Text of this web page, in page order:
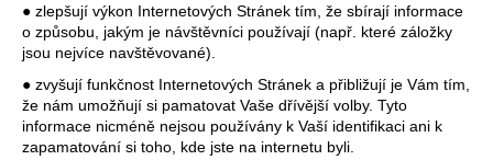
● zlepšují výkon Internetových Stránek tím, že sbírají informace
o způsobu, jakým je návštěvníci používají (např. které záložky
jsou nejvíce navštěvované).
● zvyšují funkčnost Internetových Stránek a přibližují je Vám tím,
že nám umožňují si pamatovat Vaše dřívější volby. Tyto
informace nicméně nejsou používány k Vaší identifikaci ani k
zapamatování si toho, kde jste na internetu byli.